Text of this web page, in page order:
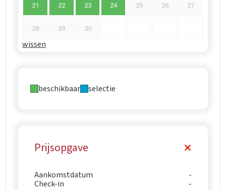
21 22 23 24 25 26 27
28 29 30
wissen
beschikbaar selectie
Prijsopgave
Aankomstdatum
Check-in